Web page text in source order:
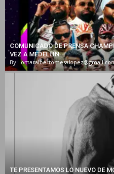
COMUNICADO DE PRENSA
VEZ A MEDELLIN
By:
TE PRESENTAMOS LO NUEVO DE